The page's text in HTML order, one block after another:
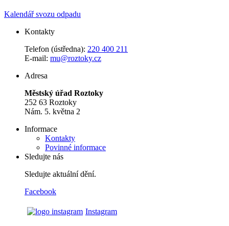
Kalendář svozu odpadu
Kontakty
Telefon (ústředna): 220 400 211
E-mail: mu@roztoky.cz
Adresa
Městský úřad Roztoky
252 63 Roztoky
Nám. 5. května 2
Informace
Kontakty
Povinné informace
Sledujte nás
Sledujte aktuální dění.
Facebook
Instagram